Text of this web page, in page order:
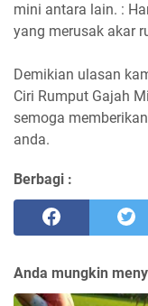
mini antara lain. :
yang merusak akar
Demikian ulasan
Ciri Rumput Gajah
semoga
anda.
Berbagi :
Anda mungkin